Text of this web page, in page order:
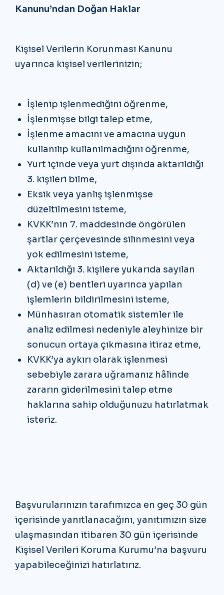
Kanunu’ndan Doğan Haklar
Kişisel Verilerin Korunması Kanunu
uyarınca kişisel verilerinizin;
İşlenip işlenmediğini öğrenme,
İşlenmişse bilgi talep etme,
İşlenme amacını ve amacına uygun
kullanılıp kullanılmadığını öğrenme,
Yurt içinde veya yurt dışında aktarıldığı
3. kişileri bilme,
Eksik veya yanlış işlenmişse
düzeltilmesini isteme,
KVKK’nın 7. maddesinde öngörülen
şartlar çerçevesinde silinmesini veya
yok edilmesini isteme,
Aktarıldığı 3. kişilere yukarıda sayılan
(d) ve (e) bentleri uyarınca yapılan
işlemlerin bildirilmesini isteme,
Münhasıran otomatik sistemler ile
analiz edilmesi nedeniyle aleyhinize bir
sonucun ortaya çıkmasına itiraz etme,
KVKK’ya aykırı olarak işlenmesi
sebebiyle zarara uğramanız hâlinde
zararın giderilmesini talep etme
haklarına sahip olduğunuzu hatırlatmak
isteriz.
Başvurularınızın tarafımızca en geç 30 gün
içerisinde yanıtlanacağını, yanıtımızın size
ulaşmasından itibaren 30 gün içerisinde
Kişisel Verileri Koruma Kurumu’na başvuru
yapabileceğinizi hatırlatırız.